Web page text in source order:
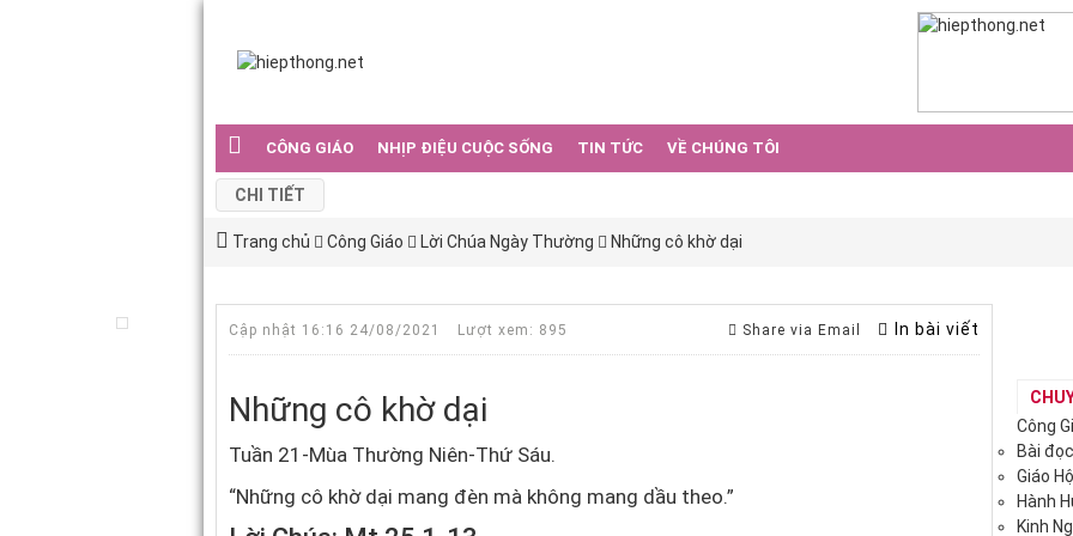
CÔNG GIÁO NHỊP ĐIỆU CUỘC SỐNG TIN TỨC VỀ CHÚNG TÔI
CHI TIẾT
Trang chủ Công Giáo Lời Chúa Ngày Thường Những cô khờ dại
Cập nhật 16:16 24/08/2021 Lượt xem: 895 Share via Email In bài viết
Những cô khờ dại
Tuần 21-Mùa Thường Niên-Thứ Sáu.
“Những cô khờ dại mang đèn mà không mang dầu theo.”
Công
Bài
Giáo
Hành
Kinh